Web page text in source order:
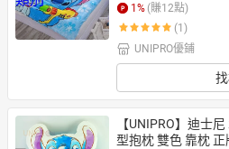
1 % (賺12點)
(1)
UNIPRO優鋪
【UNIPRO】迪士
型抱枕 雙色 靠枕